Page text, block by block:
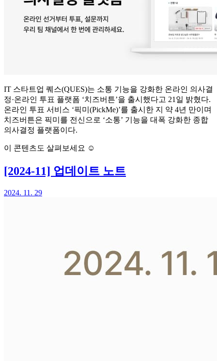
IT 스타트업 퀘스(QUES)는 소통 기능을 강화한 온라인 의사결
정·온라인 투표 플랫폼 ‘치즈버튼’을 출시했다고 21일 밝혔다.
온라인 투표 서비스 ‘픽미(PickMe)’를 출시한 지 약 4년 만이며
치즈버튼은 픽미를 전신으로 ‘소통’ 기능을 대폭 강화한 종합
의사결정 플랫폼이다.
이 콘텐츠도 살펴보세요 ☺️
[2024-11] 업데이트 노트
2024. 11. 29